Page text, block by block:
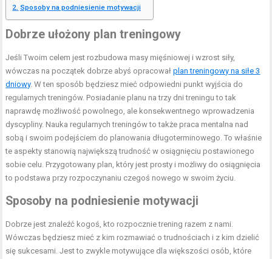
Sposoby na podniesienie motywacji
Dobrze ułożony plan treningowy
Jeśli Twoim celem jest rozbudowa masy mięśniowej i wzrost siły,
wówczas na początek dobrze abyś opracowałplan treningowy na siłe 3
dniowy. W ten sposób będziesz mieć odpowiedni punkt wyjścia do
regularnych treningów. Posiadanie planu na trzy dni treningu to tak
naprawdę możliwość powolnego, ale konsekwentnego wprowadzenia
dyscypliny. Nauka regularnych treningów to także praca mentalna nad
sobą i swoim podejściem do planowania długoterminowego. To właśnie
te aspekty stanowią największą trudność w osiągnięciu postawionego
sobie celu. Przygotowany plan, który jest prosty i możliwy do osiągnięcia
to podstawa przy rozpoczynaniu czegoś nowego w swoim życiu.
Sposoby na podniesienie motywacji
Dobrze jest znaleźć kogoś, kto rozpocznie trening razem z nami.
Wówczas będziesz mieć z kim rozmawiać o trudnościach i z kim dzielić
się sukcesami. Jest to zwykle motywujące dla większości osób, które